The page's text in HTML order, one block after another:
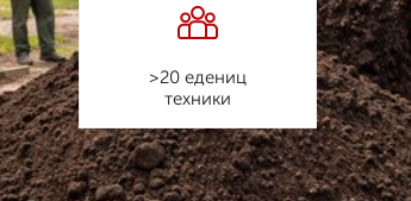
>20 едениц
техники